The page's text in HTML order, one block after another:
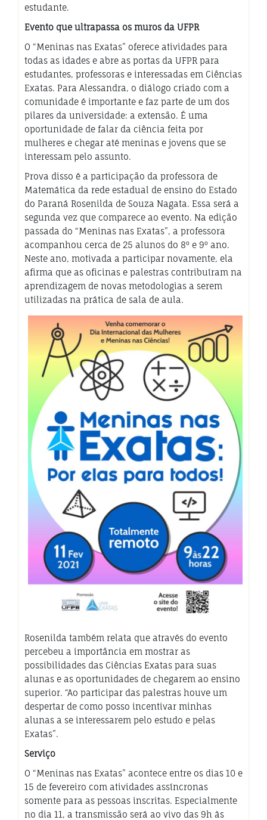
estudante.
Evento que ultrapassa os muros da UFPR
O “Meninas nas Exatas” oferece atividades para
todas as idades e abre as portas da UFPR para
estudantes, professoras e interessadas em Ciências
Exatas. Para Alessandra, o diálogo criado com a
comunidade é importante e faz parte de um dos
pilares da universidade: a extensão. É uma
oportunidade de falar da ciência feita por
mulheres e chegar até meninas e jovens que se
interessam pelo assunto.
Prova disso é a participação da professora de
Matemática da rede estadual de ensino do Estado
do Paraná Rosenilda de Souza Nagata. Essa será a
segunda vez que comparece ao evento. Na edição
passada do “Meninas nas Exatas”, a professora
acompanhou cerca de 25 alunos do 8º e 9º ano.
Neste ano, motivada a participar novamente, ela
afirma que as oficinas e palestras contribuíram na
aprendizagem de novas metodologias a serem
utilizadas na prática de sala de aula.
Rosenilda também relata que através do evento
percebeu a importância em mostrar as
possibilidades das Ciências Exatas para suas
alunas e as oportunidades de chegarem ao ensino
superior. “Ao participar das palestras houve um
despertar de como posso incentivar minhas
alunas a se interessarem pelo estudo e pelas
Exatas”.
Serviço
O “Meninas nas Exatas” acontece entre os dias 10 e
15 de fevereiro com atividades assíncronas
somente para as pessoas inscritas. Especialmente
no dia 11, a transmissão será ao vivo das 9h às